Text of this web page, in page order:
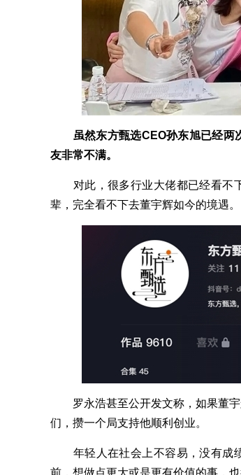
虽然东方甄选CEO孙东旭已经两
友非常不满。
对此，很多行业大佬都已经看不下
辈，完全看不下去董宇辉如今的境遇。
罗永浩甚至公开发文称，如果董宇
们，攒一个局支持他顺利创业。
年轻人在社会上不容易，没有成绩
前，想做点更大或是更有价值的事，也